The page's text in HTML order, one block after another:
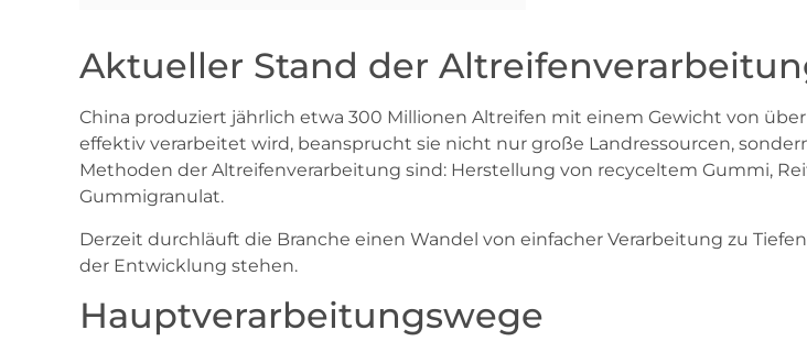
Aktueller Stand der
China produziert jährlich etwa 300 Millionen Altreifen mit einem Gewicht von
effektiv verarbeitet wird, beansprucht sie nicht nur große Landressourcen,
Methoden der Altreifenverarbeitung sind: Herstellung von recyceltem Gummi,
Gummigranulat.
Derzeit durchläuft die Branche einen Wandel von einfacher Verarbeitung zu
der Entwicklung stehen.
Hauptverarbeitungswege